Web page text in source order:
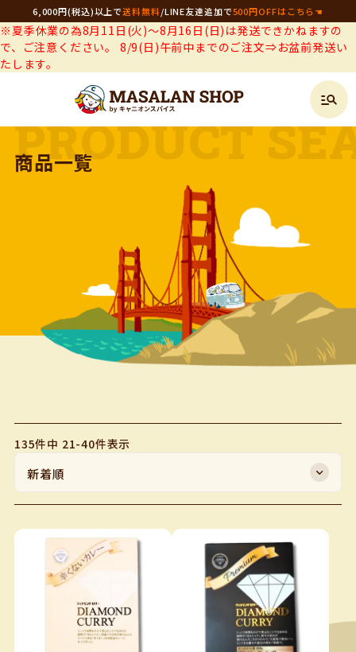
6,000円(税込)以上で送料無料/LINE友達追加で500円OFFはこちら☚
※夏季休業の為8月11日(火)～8月16日(日)は発送できかねますの
で、ご注意ください。 8/9(日)午前中までのご注文⇒お盆前発送い
たします。
商品一覧
PRODUCT
商品一覧
新着順
135件中 21-40件表示